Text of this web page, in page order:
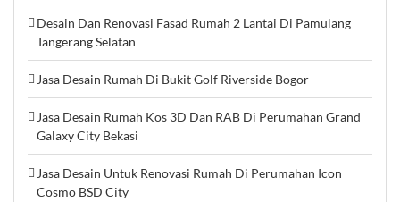
Desain Dan Renovasi Fasad Rumah 2 Lantai Di Pamulang
Tangerang Selatan
Jasa Desain Rumah Di Bukit Golf Riverside Bogor
Jasa Desain Rumah Kos 3D Dan RAB Di Perumahan Grand
Galaxy City Bekasi
Jasa Desain Untuk Renovasi Rumah Di Perumahan Icon
Cosmo BSD City